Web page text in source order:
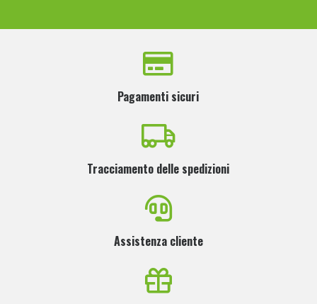
Pagamenti sicuri
Tracciamento delle spedizioni
Assistenza cliente